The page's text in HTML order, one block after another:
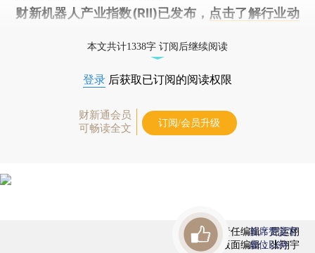
财新机器人产业指数(RII)已发布， 点击了解行业动
本文共计1338字 订阅后继续阅读
登录 后获取已订阅的阅读权限
财新通会员
可畅读全文
订阅/会员升级
责任编辑：屈运栩
版面编辑：张翔宇
首席赞赏官
虚位以待